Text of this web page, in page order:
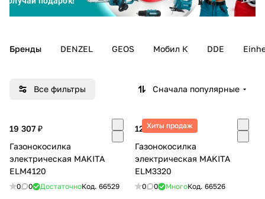
Бренды DENZEL GEOS Мобил К DDE
Все фильтры Сначала популярные
19 307 ₽
Газонокосилка
электрическая MAKITA
ELM4120
0 0 ДостаточноКод. 66529
Хиты продаж
12 990 ₽
Газонокосилка
электрическая MAKITA
ELM3320
0 0 МногоКод. 66526
Добавляйте товары
Оплачивайте сегодня только
25% картой любого банка